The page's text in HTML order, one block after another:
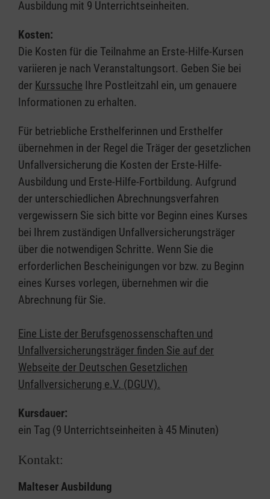
Ausbildung mit 9 Unterrichtseinheiten.
Kosten:
Die Kosten für die Teilnahme an Erste-Hilfe-Kursen
variieren je nach Veranstaltungsort. Geben Sie bei
der Kurssuche Ihre Postleitzahl ein, um genauere
Informationen zu erhalten.
Für betriebliche Ersthelferinnen und Ersthelfer
übernehmen in der Regel die Träger der gesetzlichen
Unfallversicherung die Kosten der Erste-Hilfe-
Ausbildung und Erste-Hilfe-Fortbildung. Aufgrund
der unterschiedlichen Abrechnungsverfahren
vergewissern Sie sich bitte vor Beginn eines Kurses
bei Ihrem zuständigen Unfallversicherungsträger
über die notwendigen Schritte. Wenn Sie die
erforderlichen Bescheinigungen vor bzw. zu Beginn
eines Kurses vorlegen, übernehmen wir die
Abrechnung für Sie.
Eine Liste der Berufsgenossenschaften und
Unfallversicherungsträger finden Sie auf der
Webseite der Deutschen Gesetzlichen
Unfallversicherung e.V. (DGUV).
Kursdauer:
ein Tag (9 Unterrichtseinheiten à 45 Minuten)
Kontakt:
Malteser Ausbildung